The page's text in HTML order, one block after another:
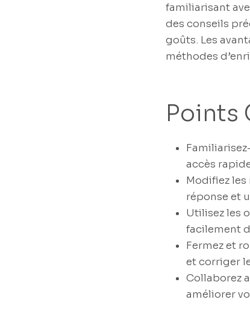
familiarisant
des conseils
goûts. Les
méthodes
Points
accès
Modifiez
réponse et
Utilisez les
facilement
Fermez et
et corriger
Collaborez
améliorer